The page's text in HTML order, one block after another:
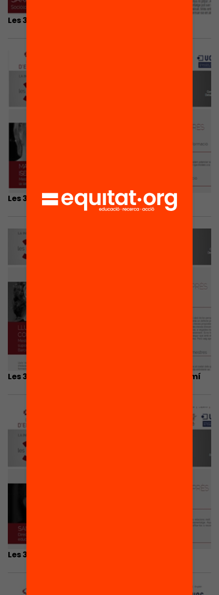
Les 3 coses que he après…Sarai Samper
Les 3 coses que he après… Margarida Falgàs
Les 3 coses que he après… Lluís Vallvé Cordomí
Les 3 coses que he après… Santi Centelles